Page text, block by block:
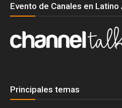
Evento de Canales en Latino
Principales temas